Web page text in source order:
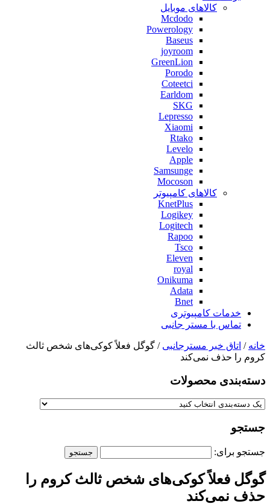
کالاهای موبایل
Mcdodo
Powerology
Baseus
joyroom
GreenLion
Porodo
Coteetci
Earldom
SKG
Lepresso
Xiaomi
Rtako
Levelo
Apple
Samsunge
Mocoson
کالاهای کامپیوتر
KnetPlus
Logikey
Logitech
Rapoo
Tsco
Eleven
royal
Onikuma
Adata
Bnet
خدمات کامپیوتری
تماس با مستر جانبی
خانه / اتاق خبر مسترجانبی / گوگل فعلاً کوکی‌های شخص ثالث
کروم را حذف نمی‌کند
دسته‌بندی‌ محصولات
جستجو
جستجو برای:
گوگل فعلاً کوکی‌های شخص ثالث کروم را
حذف نمی‌کند